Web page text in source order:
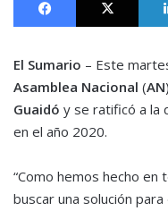
El Sumario – Este
Asamblea Nacional (AN
Guaidó y se ratificó a la
en el año 2020.
“Como hemos hecho
buscar una solución